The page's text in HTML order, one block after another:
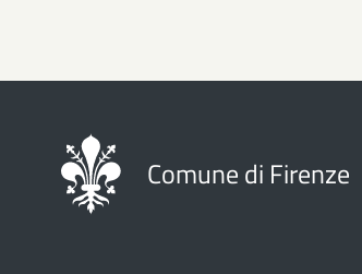
Comune di Firenze